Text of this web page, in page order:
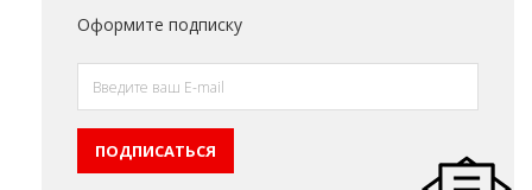
Оформите подписку